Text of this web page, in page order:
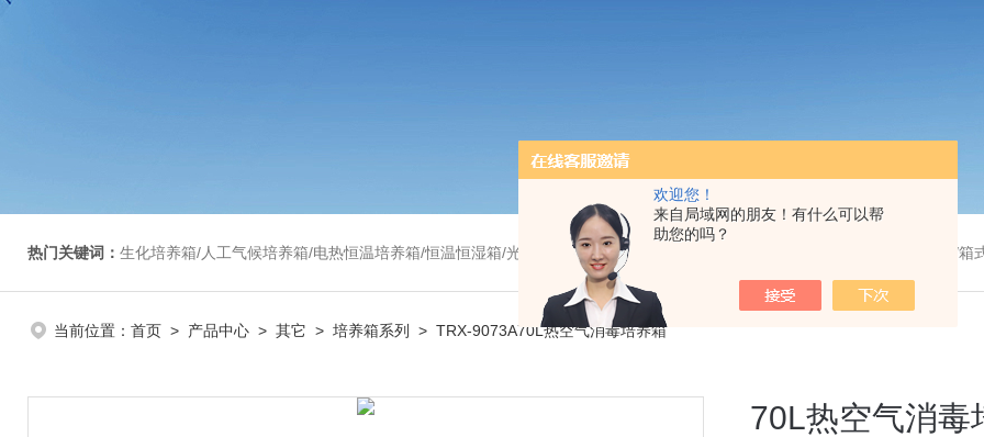
欢迎您！
来自局域网的朋友！有什么可以帮
助您的吗？
热门关键词： 生化培养箱/人工气候培养箱/电热恒温培养箱/恒温恒湿箱/光照培养箱/二氧化碳培养箱等/恒温干燥箱/真空干燥箱/高温烘箱等/箱式电阻炉/陶瓷纤维马弗炉/高温马弗炉/管式炉/气氛炉/试验箱/摇床/振荡器/水槽/
当前位置： 首页 > 产品中心 > 其它 > 培养箱系列 > TRX-9073A70L热空气消毒培养箱
70L热空气消毒